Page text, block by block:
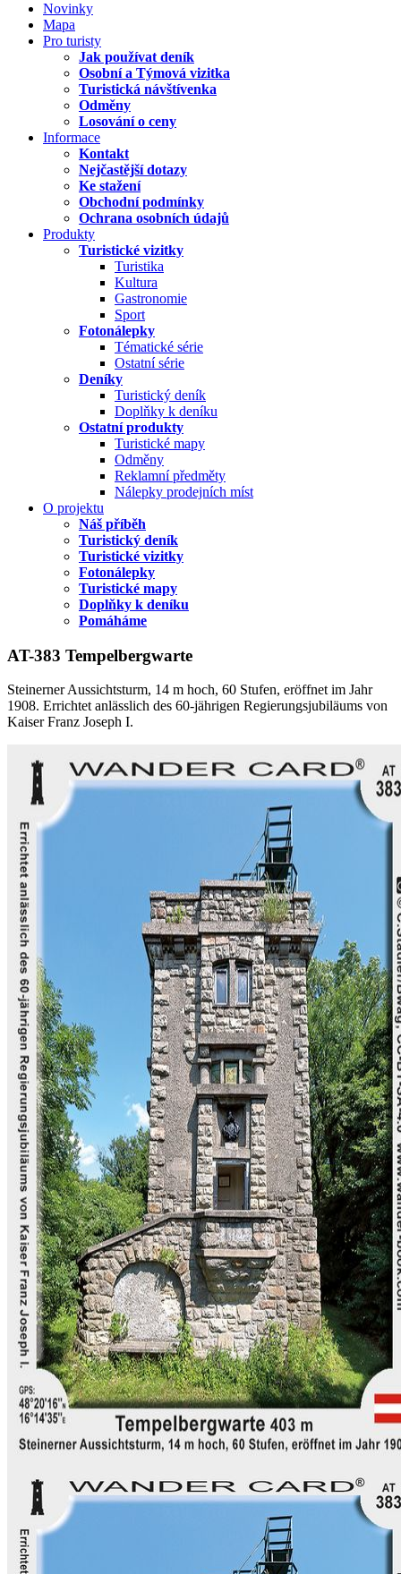
Novinky
Mapa
Pro turisty
Jak používat deník
Osobní a Týmová vizitka
Turistická návštívenka
Odměny
Losování o ceny
Informace
Kontakt
Nejčastější dotazy
Ke stažení
Obchodní podmínky
Ochrana osobních údajů
Produkty
Turistické vizitky
Turistika
Kultura
Gastronomie
Sport
Fotonálepky
Tématické série
Ostatní série
Deníky
Turistický deník
Doplňky k deníku
Ostatní produkty
Turistické mapy
Odměny
Reklamní předměty
Nálepky prodejních míst
O projektu
Náš příběh
Turistický deník
Turistické vizitky
Fotonálepky
Turistické mapy
Doplňky k deníku
Pomáháme
AT-383 Tempelbergwarte
Steinerner Aussichtsturm, 14 m hoch, 60 Stufen, eröffnet im Jahr
1908. Errichtet anlässlich des 60-jährigen Regierungsjubiläums von
Kaiser Franz Joseph I.